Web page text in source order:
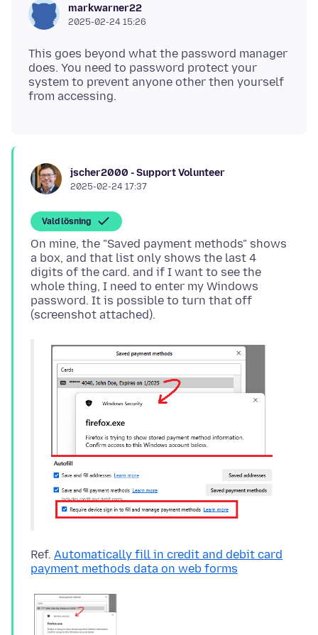
markwarner22
2025-02-24 15:26
This goes beyond what the password manager
does. You need to password protect your
system to prevent anyone other then yourself
jscher2000 - Support Volunteer
2025-02-24 17:37
Vald lösning
On mine, the "Saved payment methods" shows
a box, and that list only shows the last 4
digits of the card. and if I want to see the
whole thing, I need to enter my Windows
password. It is possible to turn that off
Ref. Automatically fill in credit and debit card
payment methods data on web forms